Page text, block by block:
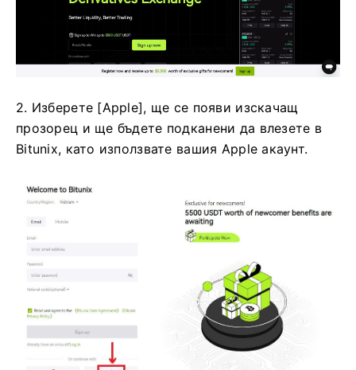
2. Изберете [Apple], ще се появи изскачащ
прозорец и ще бъдете подканени да влезете в
Bitunix, като използвате вашия Apple акаунт.